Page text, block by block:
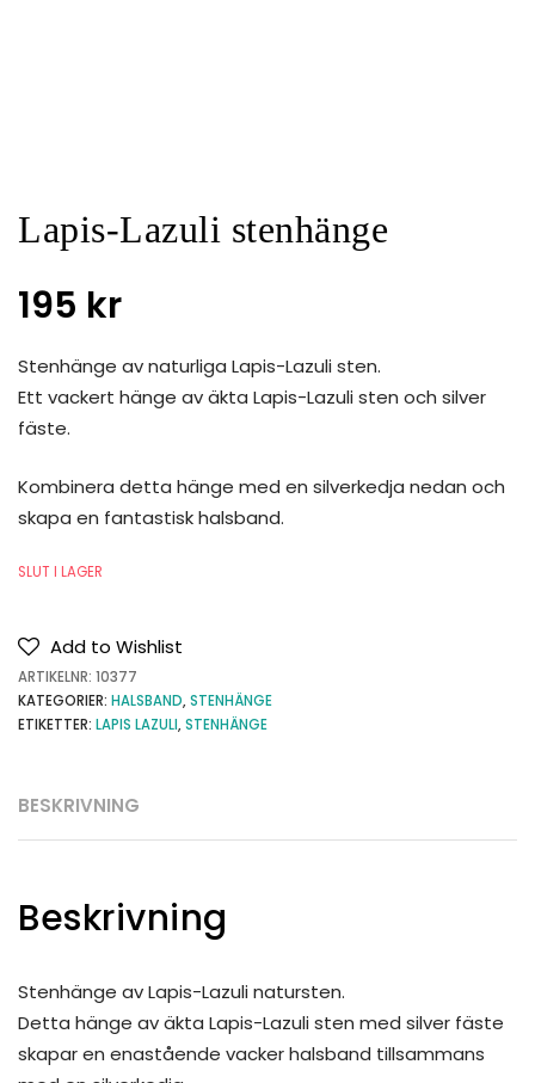
Lapis-Lazuli stenhänge
195 kr
Stenhänge av naturliga Lapis-Lazuli sten.
Ett vackert hänge av äkta Lapis-Lazuli sten och silver
fäste.
Kombinera detta hänge med en silverkedja nedan och
skapa en fantastisk halsband.
SLUT I LAGER
Add to Wishlist
ARTIKELNR: 10377
KATEGORIER: HALSBAND, STENHÄNGE
ETIKETTER: LAPIS LAZULI, STENHÄNGE
BESKRIVNING
Beskrivning
Stenhänge av Lapis-Lazuli natursten.
Detta hänge av äkta Lapis-Lazuli sten med silver fäste
skapar en enastående vacker halsband tillsammans